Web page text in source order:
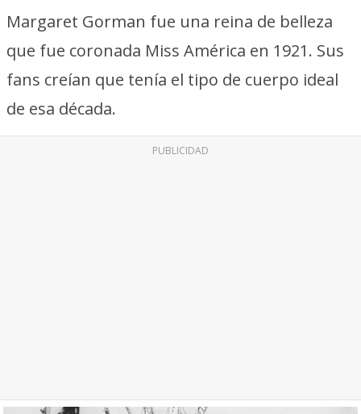
Margaret Gorman fue una reina de belleza
que fue coronada Miss América en 1921. Sus
fans creían que tenía el tipo de cuerpo ideal
de esa década.
PUBLICIDAD